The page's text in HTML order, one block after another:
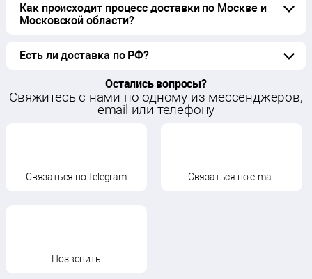
Как происходит процесс доставки по Москве и
Московской области?
Есть ли доставка по РФ?
Остались вопросы?
Cвяжитесь с нами по одному из мессенджеров,
email или телефону
Связаться по Telegram Связаться по e-mail
Позвонить